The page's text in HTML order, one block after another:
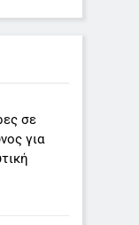
σε
για